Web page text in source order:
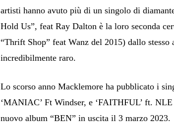
artisti hanno avuto più di un singolo di
Hold Us”, feat Ray Dalton è la loro seconda
“Thrift Shop” feat Wanz del 2015) dallo
incredibilmente raro.
Lo scorso anno Macklemore ha pubblicato i
‘MANIAC’ Ft Windser, e ‘FAITHFUL’ ft.
nuovo album “BEN” in uscita il 3 marzo 2023.